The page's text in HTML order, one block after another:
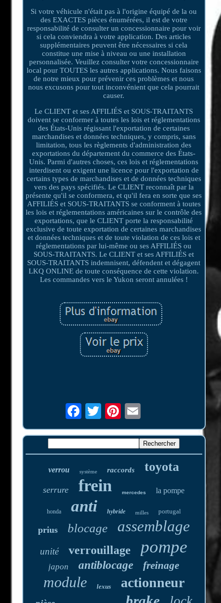
Si votre véhicule n'était pas à l'origine équipé de la ou
des EXACTES pièces énumérées, il est de votre
responsabilité de consulter un concessionnaire pour voir
si cela conviendra à votre application. Des articles
supplémentaires peuvent être nécessaires si cela
constitue une mise à niveau ou une installation
personnalisée. Veuillez consulter votre concessionnaire
local pour TOUTES les autres applications. Nous faisons
de notre mieux pour prévenir ces problèmes et nous
nous excusons pour tout inconvénient que cela pourrait
causer.
Le CLIENT et ses AFFILIÉS et SOUS-TRAITANTS
doivent se conformer à toutes les lois et réglementations
des États-Unis régissant l'exportation de certaines
marchandises et données techniques, y compris, sans
limitation, tous les règlements d'administration des
exportations du département du commerce des États-
Unis. Parmi d'autres choses, ces lois et réglementations
interdisent ou exigent une licence pour l'exportation de
certains types de marchandises et de données techniques
vers des pays spécifiés. Le CLIENT reconnaît par la
présente qu'il se conformera, et qu'il fera en sorte que ses
AFFILIÉS et SOUS-TRAITANTS se conforment à toutes
les lois et réglementations américaines sur le contrôle des
exportations, que le CLIENT porte la responsabilité
exclusive de toute exportation de certaines marchandises
et données techniques et de toute violation de ces lois et
réglementations par lui-même ou ses AFFILIÉS ou
SOUS-TRAITANTS. Le CLIENT et ses AFFILIÉS et
SOUS-TRAITANTS indemnisent, défendent et dégagent
LKQ ONLINE de toute conséquence de cette violation.
Les commandes vers le Yukon seront annulées !
verrou système raccords toyota
serrure frein mercedes la pompe
honda anti hybride milles portugal
prius blocage assemblage
unité verrouillage pompe
japon antiblocage freinage
module lexus actionneur